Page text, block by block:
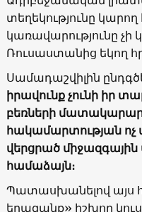
տեղեկությունը
կառավարությունը չի
Ռուսաստանից եկող
Սամադաշվիլին
իրավունք չունի իր
բեռների
հակամարտության ոչ
վերցրած
համաձայն։
Պատասխանելով այս
երազանք» իշխող